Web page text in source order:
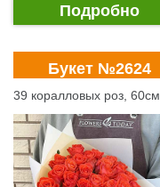
Подробно
Букет №2624
39 коралловых роз, 60см